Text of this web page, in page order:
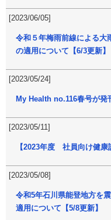
[2023/06/05]
令和５年梅雨前線による大
の適用について【6/3更新】
[2023/05/24]
My Health no.116春号が発
[2023/05/11]
【2023年度 社員向け健康
[2023/05/08]
令和5年石川県能登地方を
適用について【5/8更新】